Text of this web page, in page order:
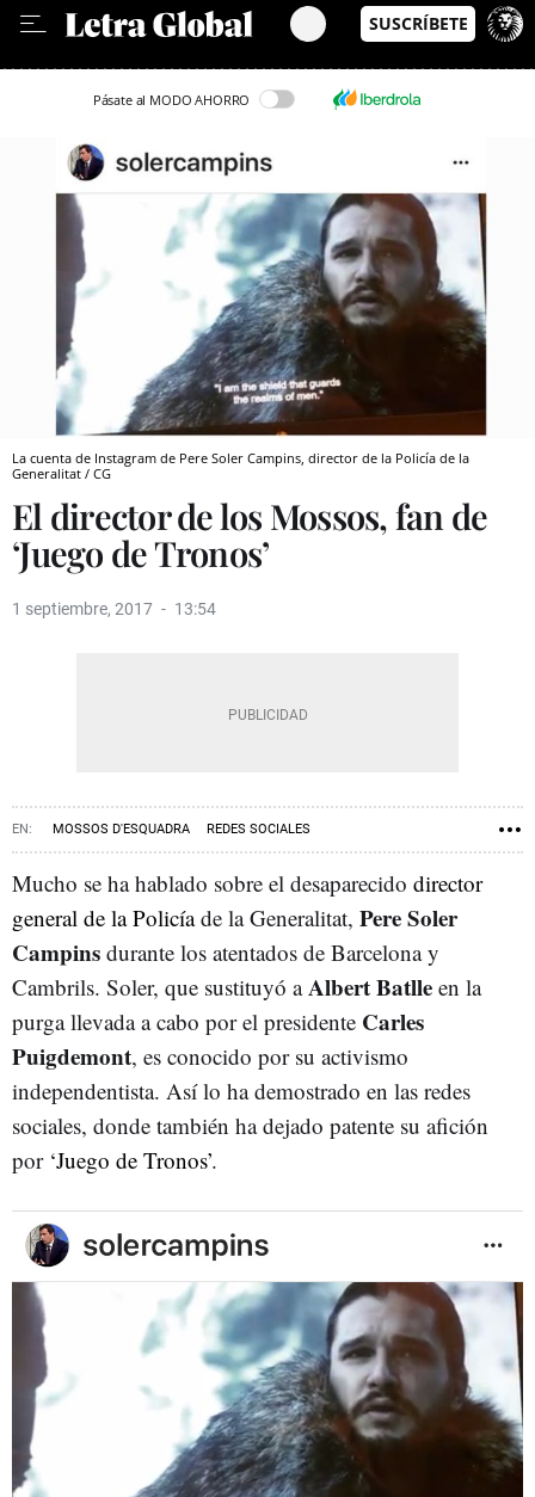
Pásate al MODO AHORRO
La cuenta de Instagram de Pere Soler Campins, director de la Policía de la
Generalitat / CG
El director de los Mossos, fan de
‘Juego de Tronos’
1 septiembre, 2017 13:54
MOSSOS D'ESQUADRA REDES SOCIALES
PERE SOLER
Mucho se ha hablado sobre el desaparecido director
general de la Policíade la Generalitat, Pere Soler
Campins durante los atentados de Barcelona y
Cambrils. Soler, que sustituyó aAlbert Batlle en la
purga llevada a cabo por el presidente Carles
Puigdemont, es conocido por su activismo
independentista. Así lo ha demostrado en las redes
sociales, donde también ha dejado patente su afición
por ‘Juego de Tronos’.